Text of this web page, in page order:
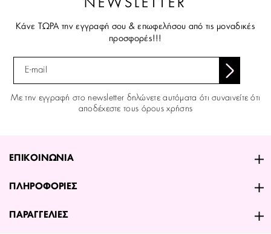
NEWSLETTER
Κάνε ΤΩΡΑ την εγγραφή σου & επωφελήσου από τις μοναδικές
προσφορές!!!
Με την εγγραφή στο newsletter δηλώνετε αυτόματα ότι συναινείτε ότι
αποδέχεστε τους όρους χρήσης
ΕΠΙΚΟΙΝΩΝΙΑ
ΠΛΗΡΟΦΟΡΙΕΣ
ΠΑΡΑΓΓΕΛΙΕΣ